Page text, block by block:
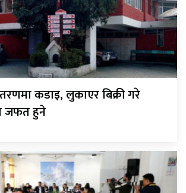
कडाइ, लुकाएर बिक्री गरे
जफत हुने